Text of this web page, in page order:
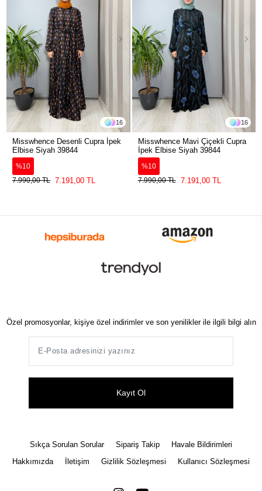
16
Misswhence Desenli Cupra İpek
Elbise Siyah 39844
%10
7.990,00 TL 7.191,00 TL
16
Misswhence Mavi Çiçekli Cupra
İpek Elbise Siyah 39844
%10
7.990,00 TL
7.191,00 TL
Özel promosyonlar, kişiye özel indirimler ve son yenilikler ile ilgili bilgi alın
Kayıt Ol
Sıkça Sorulan Sorular Sipariş Takip
Havale Bildirimleri
Hakkımızda
İletişim Gizlilik Sözleşmesi Kullanıcı Sözleşmesi